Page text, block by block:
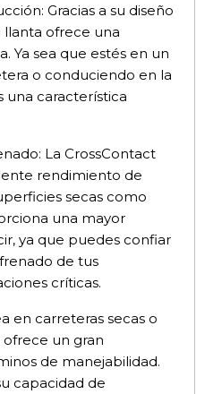
Gracias a su diseño
llanta ofrece una
Ya sea que estés en un
o conduciendo en la
una característica
La CrossContact
rendimiento de
secas como
una mayor
ya que puedes confiar
de tus
críticas.
en carreteras secas o
ofrece un gran
de manejabilidad.
capacidad de